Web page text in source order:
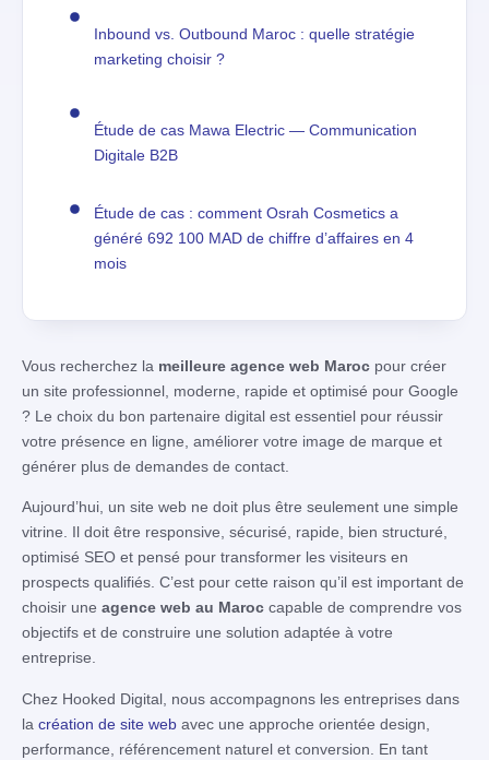
Inbound vs. Outbound Maroc : quelle stratégie
marketing choisir ?
Étude de cas Mawa Electric — Communication
Digitale B2B
Étude de cas : comment Osrah Cosmetics a
généré 692 100 MAD de chiffre d’affaires en 4
mois
Vous recherchez la meilleure agence web Maroc pour créer
un site professionnel, moderne, rapide et optimisé pour Google
? Le choix du bon partenaire digital est essentiel pour réussir
votre présence en ligne, améliorer votre image de marque et
générer plus de demandes de contact.
Aujourd’hui, un site web ne doit plus être seulement une simple
vitrine. Il doit être responsive, sécurisé, rapide, bien structuré,
optimisé SEO et pensé pour transformer les visiteurs en
prospects qualifiés. C’est pour cette raison qu’il est important de
choisir une agence web au Maroc capable de comprendre vos
objectifs et de construire une solution adaptée à votre
entreprise.
Chez Hooked Digital, nous accompagnons les entreprises dans
la création de site web avec une approche orientée design,
performance, référencement naturel et conversion. En tant